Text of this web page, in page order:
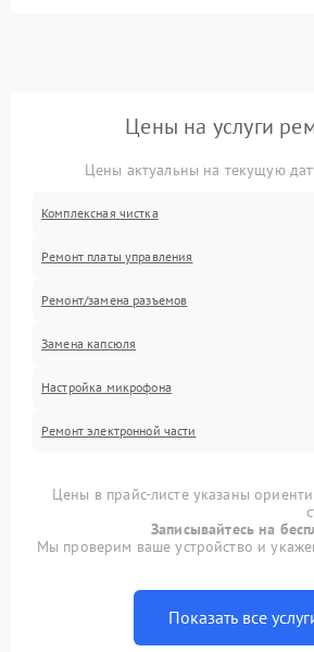
Цены на услуги
Цены актуальны на текущую
Комплексная чистка
Ремонт платы управления
Ремонт/замена разъемов
Замена капсюля
Настройка микрофона
Ремонт электронной части
Цены в прайс-листе указаны
Записывайтесь на
Мы проверим ваше устройство и
Показать все